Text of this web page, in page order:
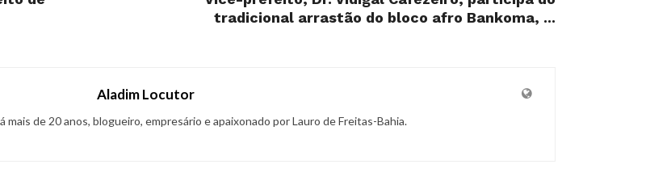
tradicional arrastão do bloco afro Bankoma, ...
Aladim Locutor
mais de 20 anos, blogueiro, empresário e apaixonado por Lauro de Freitas-Bahia.